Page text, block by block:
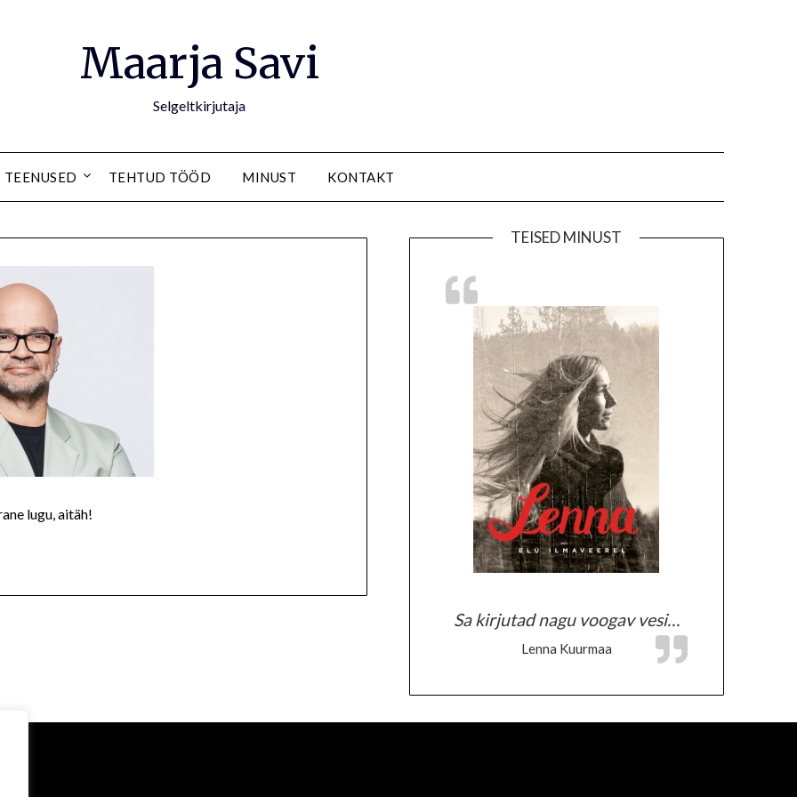
Maarja Savi
Selgeltkirjutaja
TEENUSED TEHTUD TÖÖD MINUST KONTAKT
lugu, aitäh!
TEISED MINUST
Sa kirjutad nagu voogav vesi…
Lenna Kuurmaa